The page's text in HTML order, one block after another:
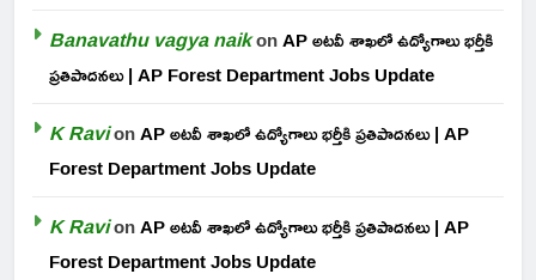
Banavathu vagya naikonAP అటవీ శాఖలో ఉద్యోగాలు భర్తీకి
ప్రతిపాదనలు | AP Forest Department Jobs Update
K RavionAP అటవీ శాఖలో ఉద్యోగాలు భర్తీకి ప్రతిపాదనలు | AP
Forest Department Jobs Update
K RavionAP అటవీ శాఖలో ఉద్యోగాలు భర్తీకి ప్రతిపాదనలు | AP
Forest Department Jobs Update